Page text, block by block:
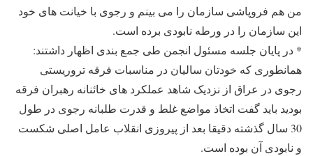
من هم فروپاشی سازمان را می بینم و رجوی با خیانت های خود
این سازمان را در ورطه نابودی برده است.
* در پایان جلسه مسئول انجمن طی جمع بندی اظهار داشتند:
همانطوری که خودتان سالیان در مناسبات فرقه تروریستی
رجوی در عراق از نزدیک شاهد عملکرد های خائنانه رهبران فرقه
بودید باید گفت اتخاذ مواضع غلط و قدرت طلبانه رجوی در طول
30 سال گذشته دقیقا بعد از پیروزی انقلاب عامل اصلی شکست
و نابودی آن بوده است.